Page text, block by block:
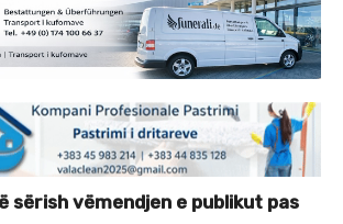
sërish vëmendjen e publikut pas